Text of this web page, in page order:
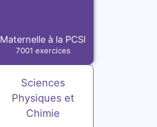
Maternelle à la PCSI
7001 exercices
Sciences
Physiques et
Chimie